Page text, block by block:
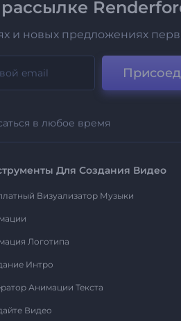
и новых предложениях
в любое время
Для Создания Видео
Визуализатор Музыки
Логотипа
Интро
Анимации Текста
Видео